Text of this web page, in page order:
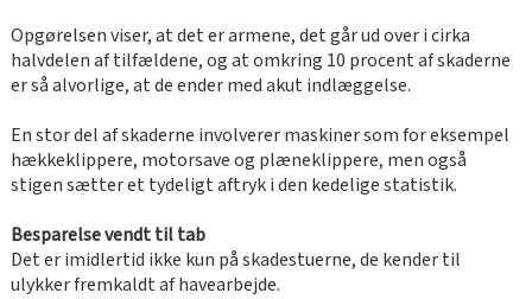
Opgørelsen viser, at det er armene, det går ud over i cirka
halvdelen af tilfældene, og at omkring 10 procent af skaderne
er så alvorlige, at de ender med akut indlæggelse.
En stor del af skaderne involverer maskiner som for eksempel
hækkeklippere, motorsave og plæneklippere, men også
stigen sætter et tydeligt aftryk i den kedelige statistik.
Besparelse vendt til tab
Det er imidlertid ikke kun på skadestuerne, de kender til
ulykker fremkaldt af havearbejde.